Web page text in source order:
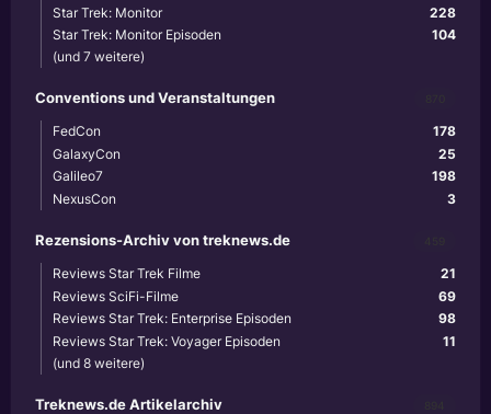
228
Star Trek: Monitor
104
Star Trek: Monitor Episoden
(und 7 weitere)
Conventions und Veranstaltungen
178
FedCon
25
GalaxyCon
198
Galileo7
3
NexusCon
Rezensions-Archiv von treknews.de
21
Reviews Star Trek Filme
69
Reviews SciFi-Filme
98
Reviews Star Trek: Enterprise Episoden
11
Reviews Star Trek: Voyager Episoden
(und 8 weitere)
Treknews.de Artikelarchiv